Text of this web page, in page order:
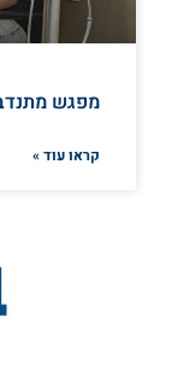
מפגש
קראו עוד »